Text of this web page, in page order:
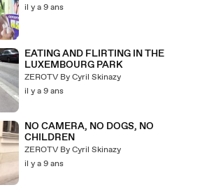
il y a 9 ans
EATING AND FLIRTING IN THE
LUXEMBOURG PARK
ZEROTV By Cyril Skinazy
il y a 9 ans
NO CAMERA, NO DOGS, NO
CHILDREN
ZEROTV By Cyril Skinazy
il y a 9 ans